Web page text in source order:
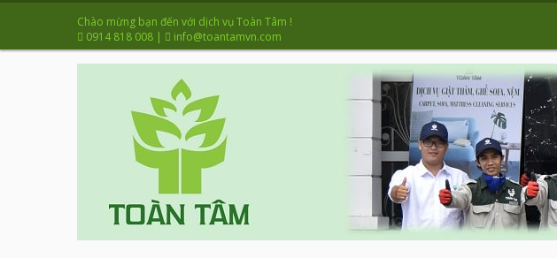
Chào mừng bạn đến với dịch vụ Toàn Tâm !
0914 818 008 | info@toantamvn.com